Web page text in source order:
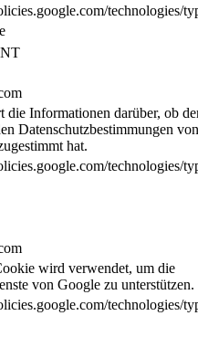
technologies/
die Informationen darüber, ob
Datenschutzbestimmungen von
hat.
technologies/
wird verwendet, um die
von Google zu unterstützen.
technologies/